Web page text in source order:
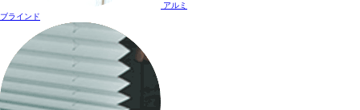
アルミ
ブラインド